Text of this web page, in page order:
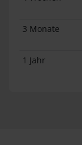
3 Monate
1 Jahr